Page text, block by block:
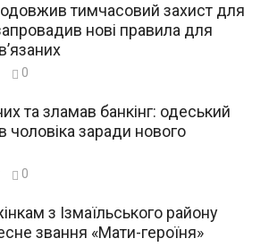
тимчасовий захист для
нові правила для
0
та зламав банкінг: одеський
чоловіка заради нового
0
з Ізмаїльського району
звання «Мати-героїня»